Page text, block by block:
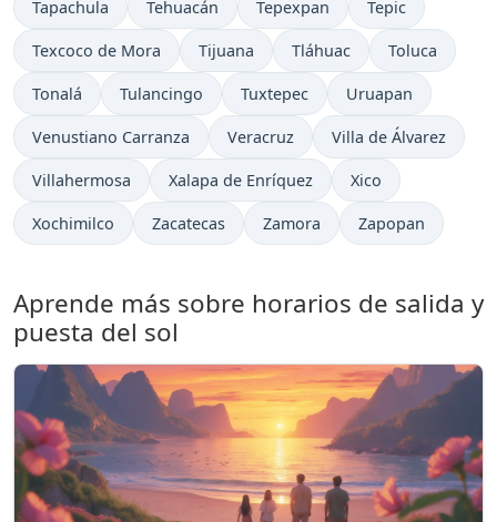
Tapachula Tehuacán Tepexpan Tepic
Texcoco de Mora Tijuana Tláhuac Toluca
Tonalá Tulancingo Tuxtepec Uruapan
Venustiano Carranza Veracruz Villa de Álvarez
Villahermosa Xalapa de Enríquez Xico
Xochimilco Zacatecas Zamora Zapopan
Aprende más sobre horarios de salida y
puesta del sol